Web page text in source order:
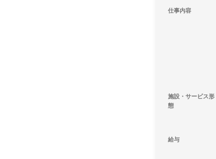
仕事内容
施設・サービス形
態
給与